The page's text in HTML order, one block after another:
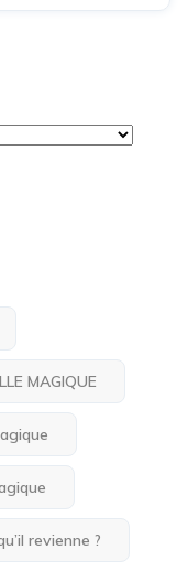
MAGIQUE
revienne ?